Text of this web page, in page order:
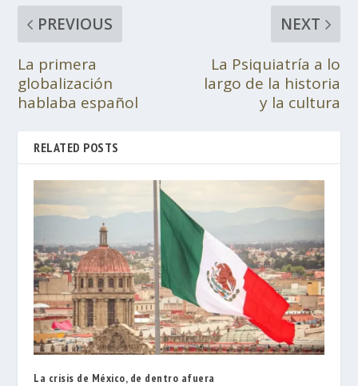
PREVIOUS
La primera
globalización
hablaba español
NEXT
La Psiquiatría a lo
largo de la historia
y la cultura
RELATED POSTS
La crisis de México, de dentro afuera